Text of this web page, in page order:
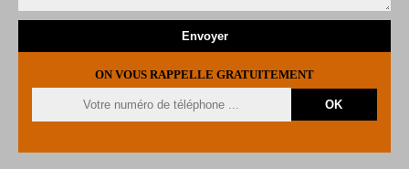
ON VOUS RAPPELLE GRATUITEMENT